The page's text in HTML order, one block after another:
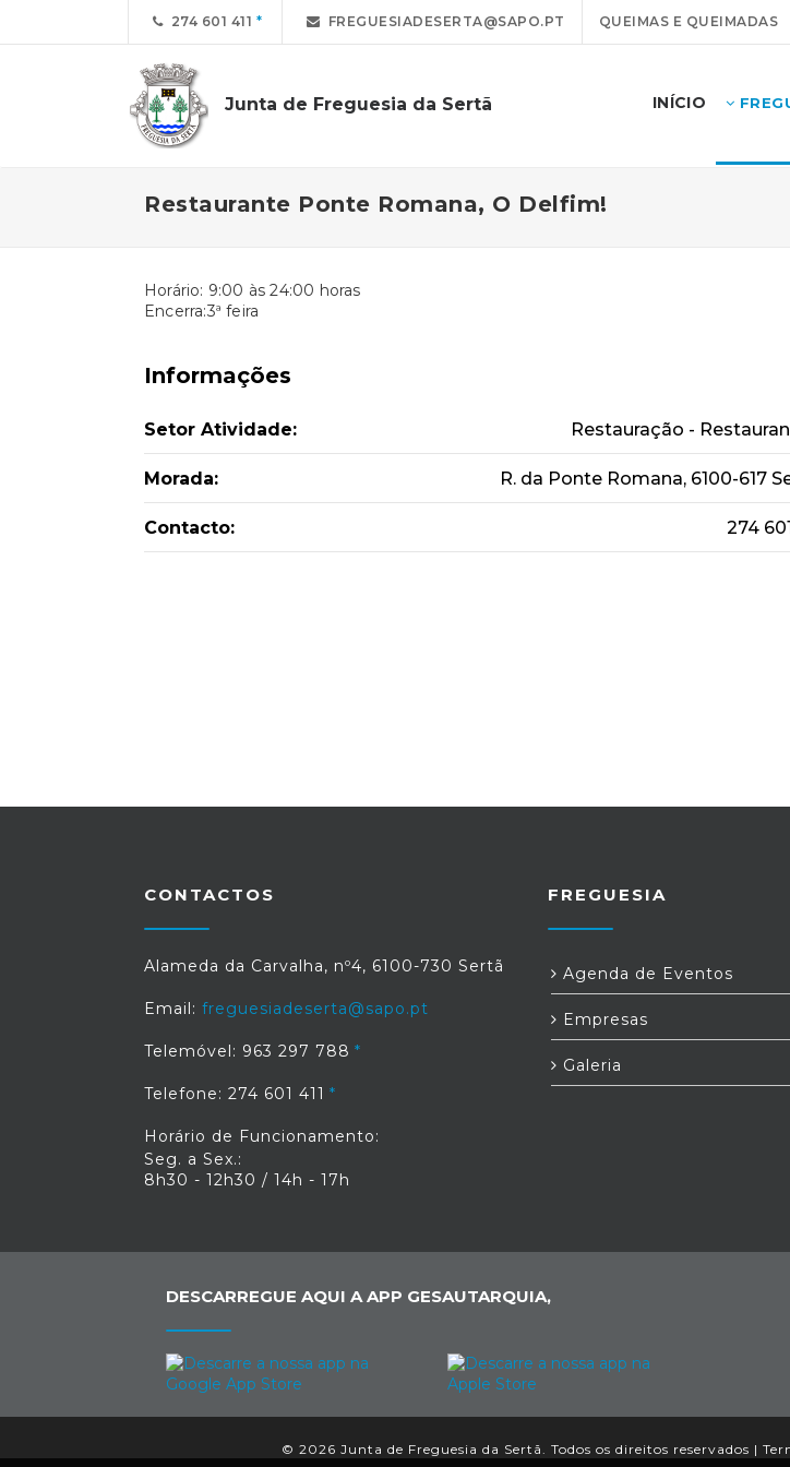
274 601 411 FREGUESIADESERTA@SAPO.PT QUEIMAS E QUEIMADAS
Junta de Freguesia da Sertã INÍCIO
Restaurante Ponte Romana, O Delfim!
Horário: 9:00 às 24:00 horas
Encerra:3ª feira
Informações
Setor Atividade: Restauração -
Morada: R. da Ponte Romana, 6100-617
Contacto: 274
CONTACTOS
Alameda da Carvalha, nº4, 6100-730 Sertã
Email: freguesiadeserta@sapo.pt
Telemóvel: 963 297 788
Telefone: 274 601 411
Horário de Funcionamento:
Seg. a Sex.:
8h30 - 12h30 / 14h - 17h
FREGUESIA
Agenda de Eventos
Empresas
Galeria
DESCARREGUE AQUI A APP GESAUTARQUIA,
© 2026 Junta de Freguesia da Sertã. Todos os direitos reservados |